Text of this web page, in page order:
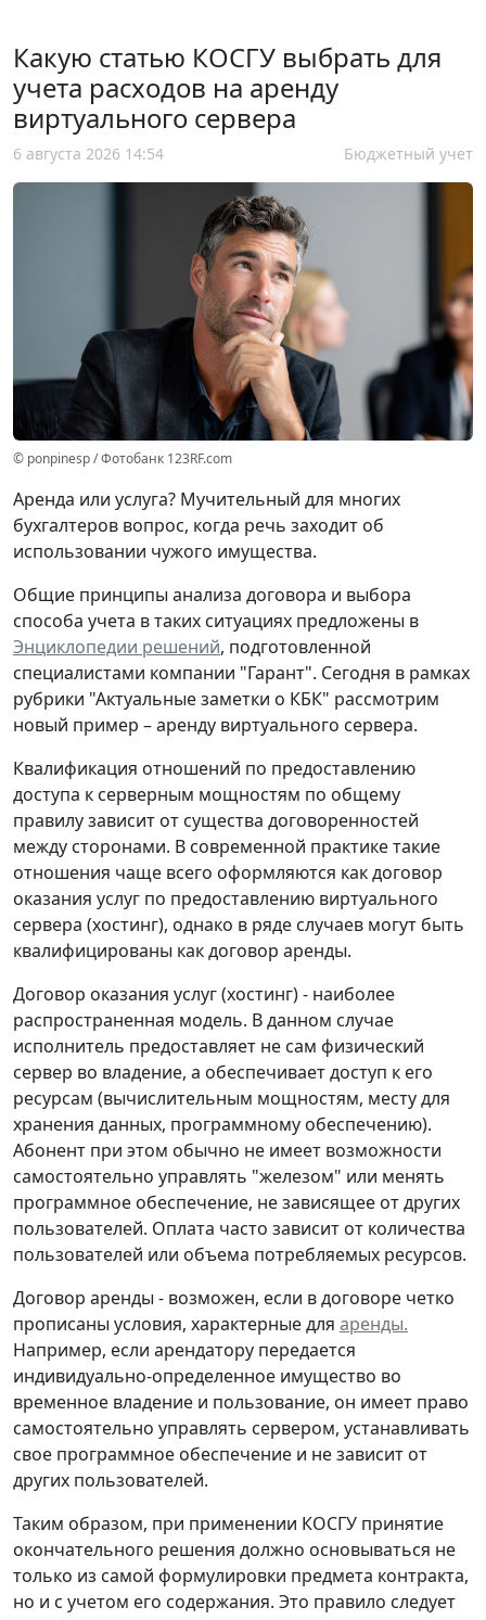
Какую статью КОСГУ выбрать для
учета расходов на аренду
виртуального сервера
6 августа 2026 14:54 Бюджетный учет
© ponpinesp / Фотобанк 123RF.com
Аренда или услуга? Мучительный для многих
бухгалтеров вопрос, когда речь заходит об
использовании чужого имущества.
Общие принципы анализа договора и выбора
способа учета в таких ситуациях предложены в
Энциклопедии решений, подготовленной
специалистами компании "Гарант". Сегодня в рамках
рубрики "Актуальные заметки о КБК" рассмотрим
новый пример – аренду виртуального сервера.
Квалификация отношений по предоставлению
доступа к серверным мощностям по общему
правилу зависит от существа договоренностей
между сторонами. В современной практике такие
отношения чаще всего оформляются как договор
оказания услуг по предоставлению виртуального
сервера (хостинг), однако в ряде случаев могут быть
квалифицированы как договор аренды.
Договор оказания услуг (хостинг) - наиболее
распространенная модель. В данном случае
исполнитель предоставляет не сам физический
сервер во владение, а обеспечивает доступ к его
ресурсам (вычислительным мощностям, месту для
хранения данных, программному обеспечению).
Абонент при этом обычно не имеет возможности
самостоятельно управлять "железом" или менять
программное обеспечение, не зависящее от других
пользователей. Оплата часто зависит от количества
пользователей или объема потребляемых ресурсов.
Договор аренды - возможен, если в договоре четко
прописаны условия, характерные для аренды.
Например, если арендатору передается
индивидуально-определенное имущество во
временное владение и пользование, он имеет право
самостоятельно управлять сервером, устанавливать
свое программное обеспечение и не зависит от
других пользователей.
Таким образом, при применении КОСГУ принятие
окончательного решения должно основываться не
только из самой формулировки предмета контракта,
но и с учетом его содержания. Это правило следует